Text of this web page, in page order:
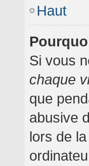
Haut
Si vous
chaque
que
abusive
lors de